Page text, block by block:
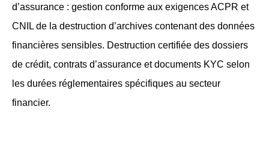
d’assurance : gestion conforme aux exigences ACPR et
CNIL de la destruction d’archives contenant des données
financières sensibles. Destruction certifiée des dossiers
de crédit, contrats d’assurance et documents KYC selon
les durées réglementaires spécifiques au secteur
financier.